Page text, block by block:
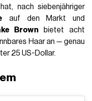
nach siebenjähriger
auf den Markt und
Brown bietet acht
Haar an — genau
25 US-Dollar.